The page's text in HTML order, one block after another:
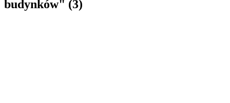
budynków" (3)